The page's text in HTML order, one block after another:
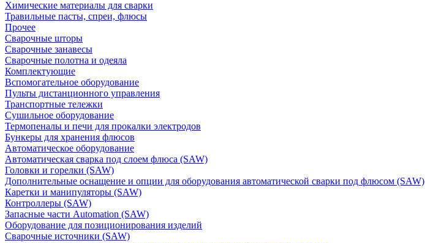
Химические материалы для сварки
Травильные пасты, спреи, флюсы
Прочее
Сварочные шторы
Сварочные занавесы
Сварочные полотна и одеяла
Комплектующие
Вспомогательное оборудование
Пульты дистанционного управления
Транспортные тележки
Сушильное оборудование
Термопеналы и печи для прокалки электродов
Бункеры для хранения флюсов
Автоматическое оборудование
Автоматическая сварка под слоем флюса (SAW)
Головки и горелки (SAW)
Дополнительные оснащение и опции для оборудования автоматической сварки под флюсом (SAW)
Каретки и манипуляторы (SAW)
Контроллеры (SAW)
Запасные части Automation (SAW)
Оборудование для позиционирования изделий
Сварочные источники (SAW)